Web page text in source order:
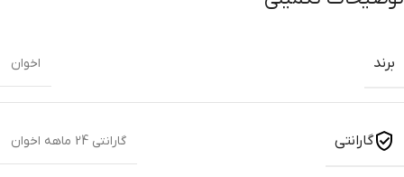
برند اخوان
گارانتی گارانتی 24 ماهه اخوان